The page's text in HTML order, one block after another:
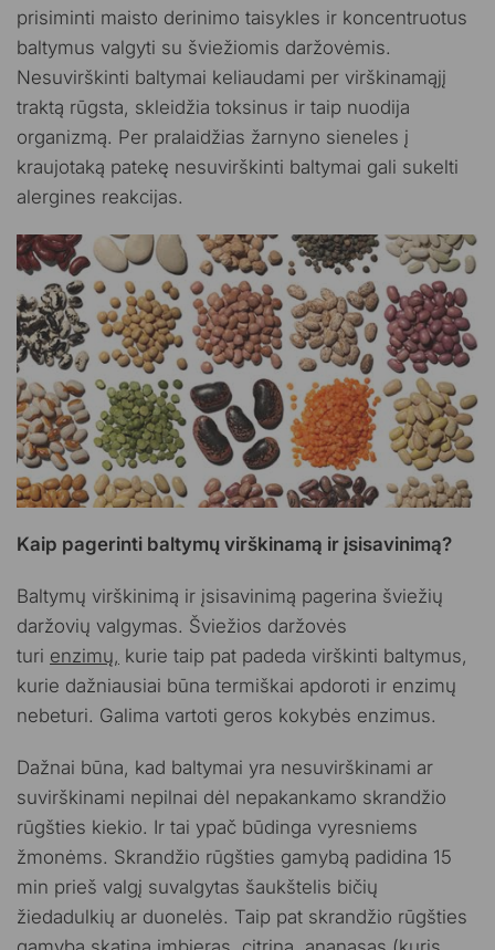
prisiminti maisto derinimo taisykles ir koncentruotus
baltymus valgyti su šviežiomis daržovėmis.
Nesuvirškinti baltymai keliaudami per virškinamąjį
traktą rūgsta, skleidžia toksinus ir taip nuodija
organizmą. Per pralaidžias žarnyno sieneles į
kraujotaką patekę nesuvirškinti baltymai gali sukelti
alergines reakcijas.
Kaip pagerinti baltymų virškinamą ir įsisavinimą?
Baltymų virškinimą ir įsisavinimą pagerina šviežių
daržovių valgymas. Šviežios daržovės
turi enzimų, kurie taip pat padeda virškinti baltymus,
kurie dažniausiai būna termiškai apdoroti ir enzimų
nebeturi. Galima vartoti geros kokybės enzimus.
Dažnai būna, kad baltymai yra nesuvirškinami ar
suvirškinami nepilnai dėl nepakankamo skrandžio
rūgšties kiekio. Ir tai ypač būdinga vyresniems
žmonėms. Skrandžio rūgšties gamybą padidina 15
min prieš valgį suvalgytas šaukštelis bičių
žiedadulkių ar duonelės. Taip pat skrandžio rūgšties